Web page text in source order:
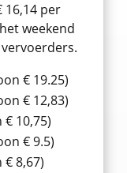
16,14 per
weekend
€ 19.25)
€ 12,83)
10,75)
€ 9.5)
8,67)